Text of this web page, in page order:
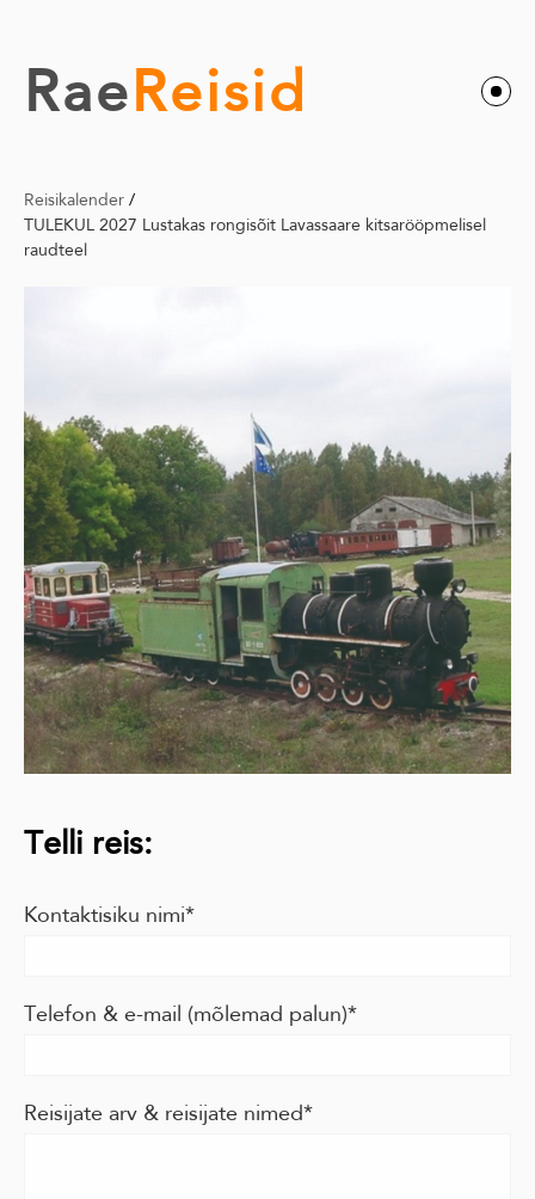
RaeReisid
Reisikalender /
TULEKUL 2027 Lustakas rongisõit Lavassaare kitsarööpmelisel
raudteel
Telli reis:
Kontaktisiku nimi
Telefon & e-mail (mõlemad palun)
Reisijate arv & reisijate nimed